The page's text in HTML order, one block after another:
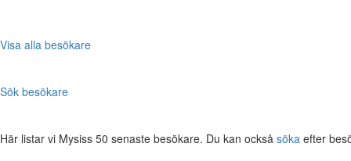
Visa alla besökare
Sök besökare
Här listar vi Mysiss 50 senaste besökare. Du kan också söka efter